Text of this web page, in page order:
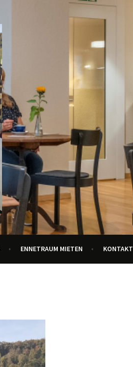
ENNETRAUM MIETEN KONTAKT